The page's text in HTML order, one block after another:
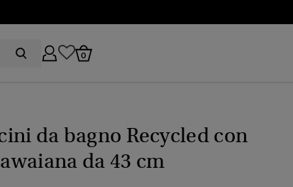
0
da bagno Recycled con
da 43 cm